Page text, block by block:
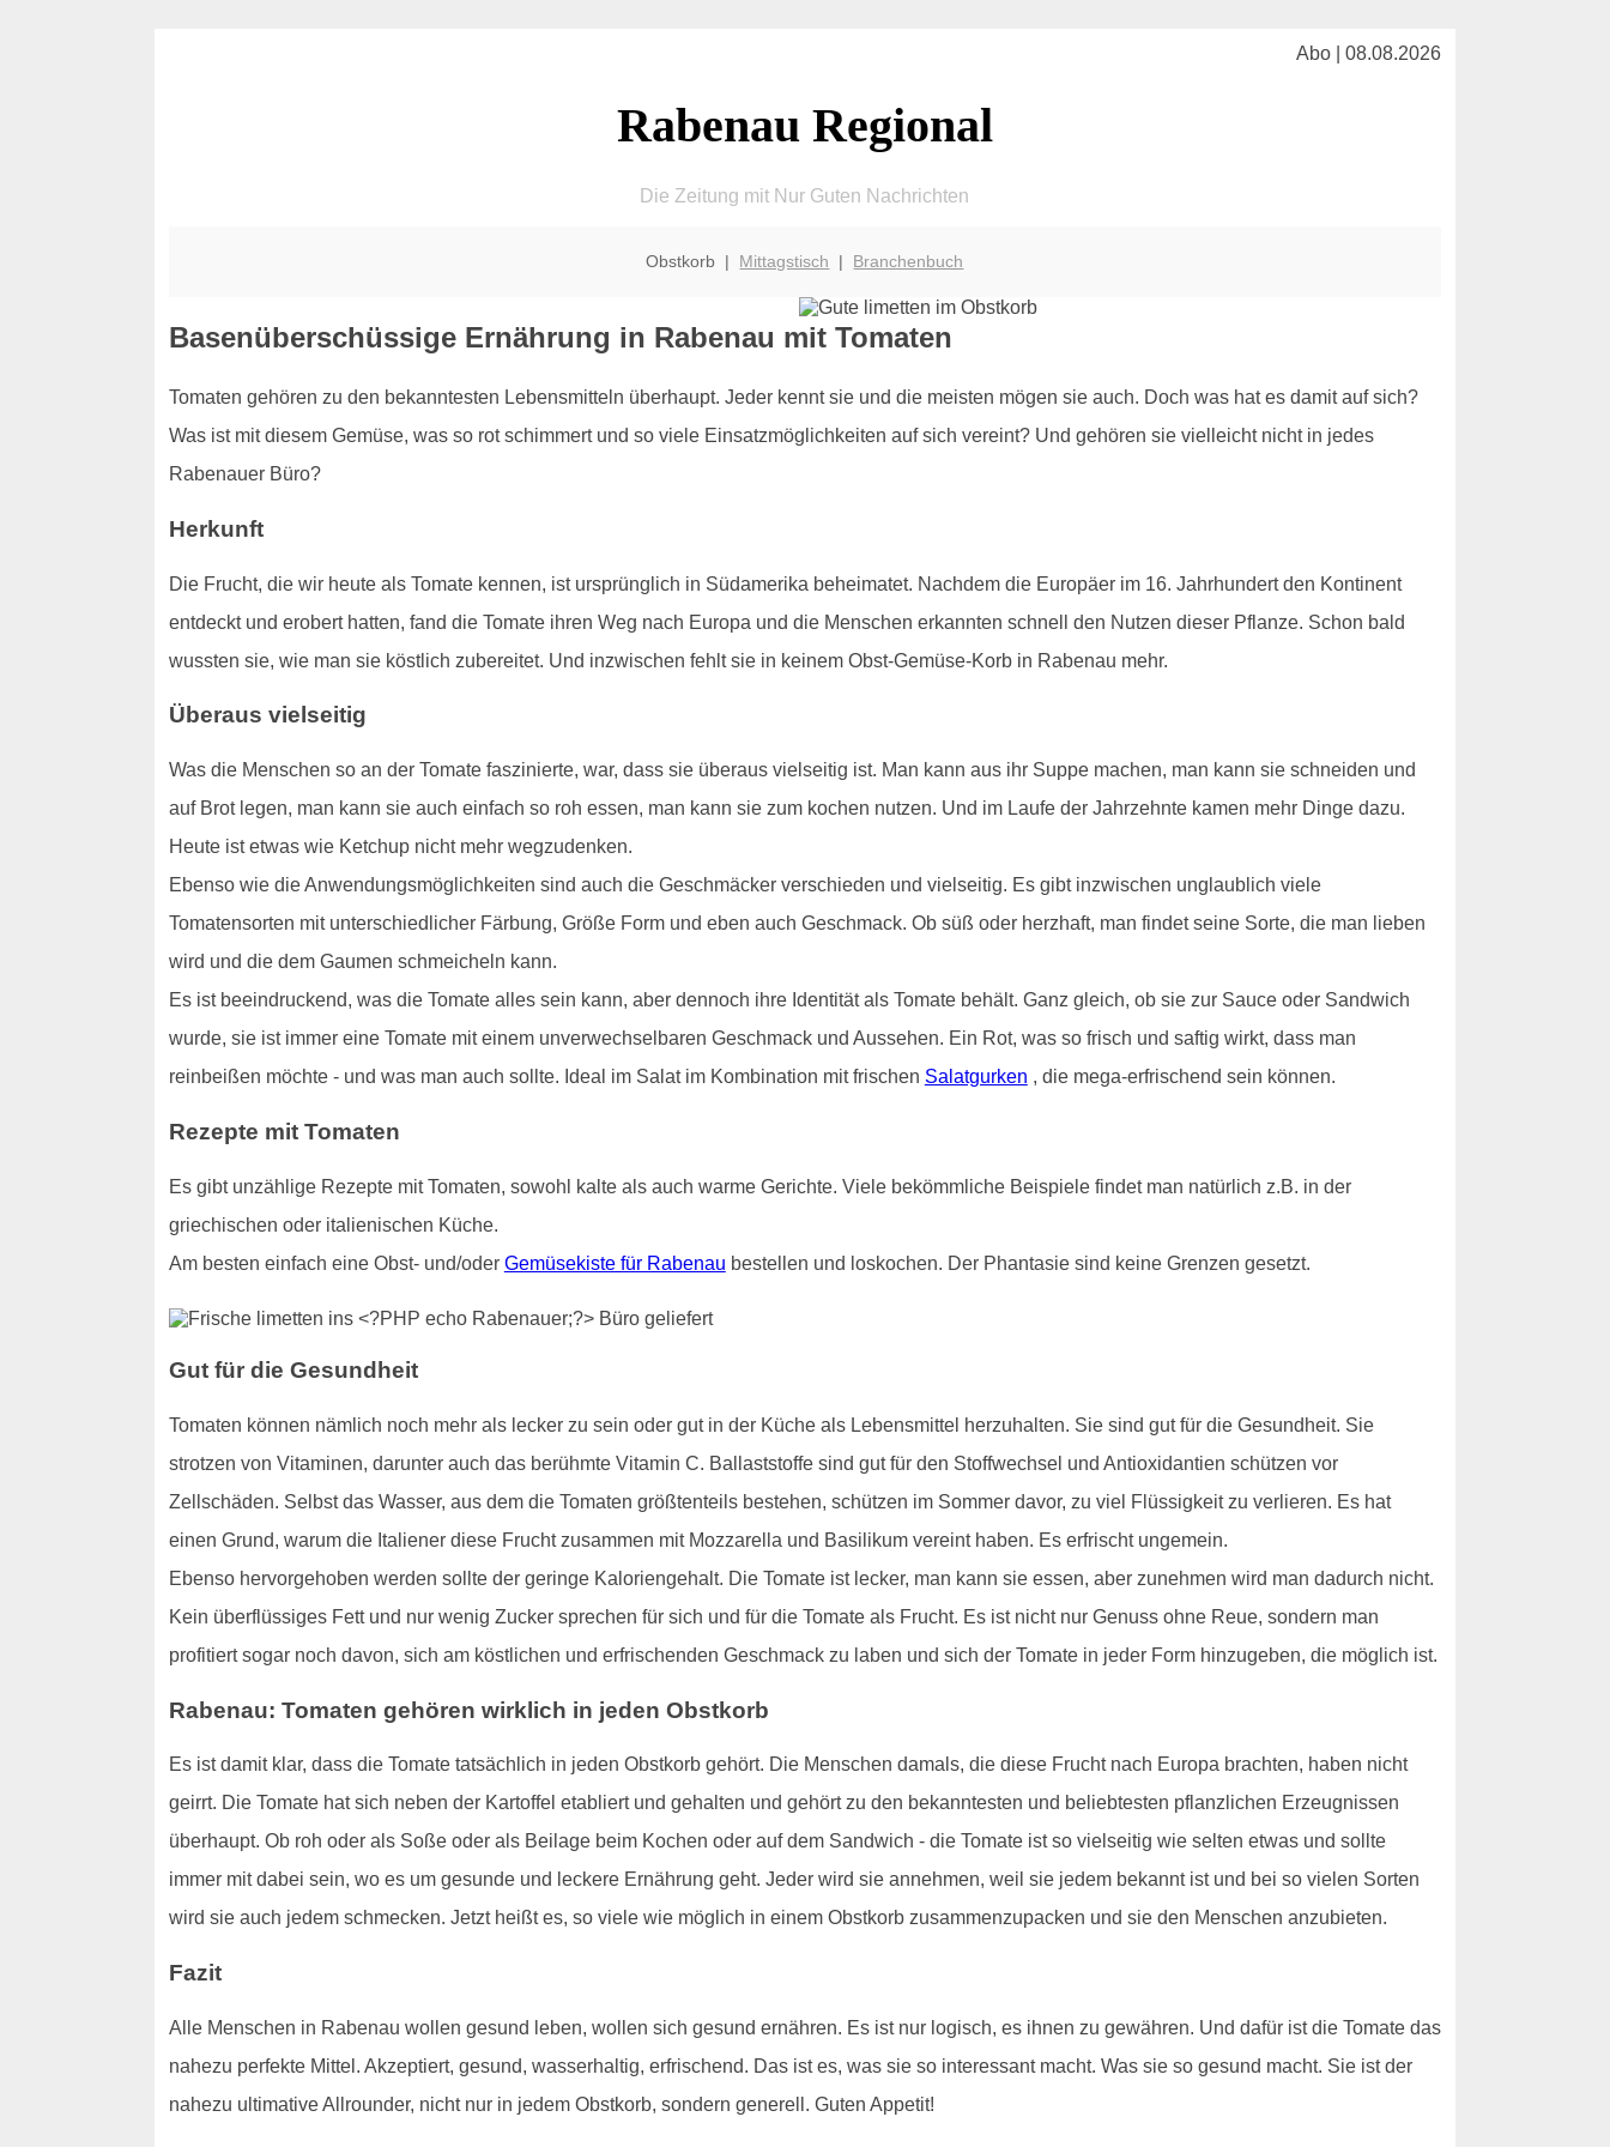
Abo | 08.08.2026
Rabenau Regional
Die Zeitung mit Nur Guten Nachrichten
Obstkorb | Mittagstisch | Branchenbuch
Basenüberschüssige Ernährung in Rabenau mit Tomaten
Tomaten gehören zu den bekanntesten Lebensmitteln überhaupt. Jeder kennt sie und die meisten mögen sie auch. Doch was hat es damit auf sich?
Was ist mit diesem Gemüse, was so rot schimmert und so viele Einsatzmöglichkeiten auf sich vereint? Und gehören sie vielleicht nicht in jedes
Rabenauer Büro?
Herkunft
Die Frucht, die wir heute als Tomate kennen, ist ursprünglich in Südamerika beheimatet. Nachdem die Europäer im 16. Jahrhundert den Kontinent
entdeckt und erobert hatten, fand die Tomate ihren Weg nach Europa und die Menschen erkannten schnell den Nutzen dieser Pflanze. Schon bald
wussten sie, wie man sie köstlich zubereitet. Und inzwischen fehlt sie in keinem Obst-Gemüse-Korb in Rabenau mehr.
Überaus vielseitig
Was die Menschen so an der Tomate faszinierte, war, dass sie überaus vielseitig ist. Man kann aus ihr Suppe machen, man kann sie schneiden und
auf Brot legen, man kann sie auch einfach so roh essen, man kann sie zum kochen nutzen. Und im Laufe der Jahrzehnte kamen mehr Dinge dazu.
Heute ist etwas wie Ketchup nicht mehr wegzudenken.
Ebenso wie die Anwendungsmöglichkeiten sind auch die Geschmäcker verschieden und vielseitig. Es gibt inzwischen unglaublich viele
Tomatensorten mit unterschiedlicher Färbung, Größe Form und eben auch Geschmack. Ob süß oder herzhaft, man findet seine Sorte, die man lieben
wird und die dem Gaumen schmeicheln kann.
Es ist beeindruckend, was die Tomate alles sein kann, aber dennoch ihre Identität als Tomate behält. Ganz gleich, ob sie zur Sauce oder Sandwich
wurde, sie ist immer eine Tomate mit einem unverwechselbaren Geschmack und Aussehen. Ein Rot, was so frisch und saftig wirkt, dass man
reinbeißen möchte - und was man auch sollte. Ideal im Salat im Kombination mit frischen Salatgurken , die mega-erfrischend sein können.
Rezepte mit Tomaten
Es gibt unzählige Rezepte mit Tomaten, sowohl kalte als auch warme Gerichte. Viele bekömmliche Beispiele findet man natürlich z.B. in der
griechischen oder italienischen Küche.
Am besten einfach eine Obst- und/oder Gemüsekiste für Rabenau bestellen und loskochen. Der Phantasie sind keine Grenzen gesetzt.
Gut für die Gesundheit
Tomaten können nämlich noch mehr als lecker zu sein oder gut in der Küche als Lebensmittel herzuhalten. Sie sind gut für die Gesundheit. Sie
strotzen von Vitaminen, darunter auch das berühmte Vitamin C. Ballaststoffe sind gut für den Stoffwechsel und Antioxidantien schützen vor
Zellschäden. Selbst das Wasser, aus dem die Tomaten größtenteils bestehen, schützen im Sommer davor, zu viel Flüssigkeit zu verlieren. Es hat
einen Grund, warum die Italiener diese Frucht zusammen mit Mozzarella und Basilikum vereint haben. Es erfrischt ungemein.
Ebenso hervorgehoben werden sollte der geringe Kaloriengehalt. Die Tomate ist lecker, man kann sie essen, aber zunehmen wird man dadurch nicht.
Kein überflüssiges Fett und nur wenig Zucker sprechen für sich und für die Tomate als Frucht. Es ist nicht nur Genuss ohne Reue, sondern man
profitiert sogar noch davon, sich am köstlichen und erfrischenden Geschmack zu laben und sich der Tomate in jeder Form hinzugeben, die möglich ist.
Rabenau: Tomaten gehören wirklich in jeden Obstkorb
Es ist damit klar, dass die Tomate tatsächlich in jeden Obstkorb gehört. Die Menschen damals, die diese Frucht nach Europa brachten, haben nicht
geirrt. Die Tomate hat sich neben der Kartoffel etabliert und gehalten und gehört zu den bekanntesten und beliebtesten pflanzlichen Erzeugnissen
überhaupt. Ob roh oder als Soße oder als Beilage beim Kochen oder auf dem Sandwich - die Tomate ist so vielseitig wie selten etwas und sollte
immer mit dabei sein, wo es um gesunde und leckere Ernährung geht. Jeder wird sie annehmen, weil sie jedem bekannt ist und bei so vielen Sorten
wird sie auch jedem schmecken. Jetzt heißt es, so viele wie möglich in einem Obstkorb zusammenzupacken und sie den Menschen anzubieten.
Fazit
Alle Menschen in Rabenau wollen gesund leben, wollen sich gesund ernähren. Es ist nur logisch, es ihnen zu gewähren. Und dafür ist die Tomate das
nahezu perfekte Mittel. Akzeptiert, gesund, wasserhaltig, erfrischend. Das ist es, was sie so interessant macht. Was sie so gesund macht. Sie ist der
nahezu ultimative Allrounder, nicht nur in jedem Obstkorb, sondern generell. Guten Appetit!